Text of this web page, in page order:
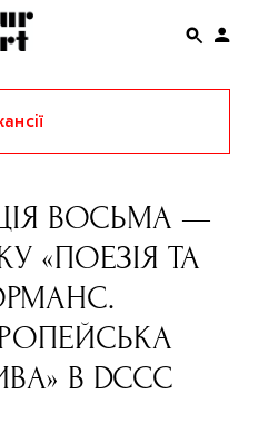
ВОСЬМА —
«ПОЕЗІЯ ТА
В DCCC